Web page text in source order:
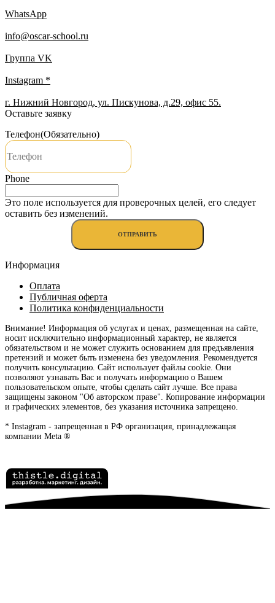
WhatsApp
info@oscar-school.ru
Группа VK
Instagram *
г. Нижний Новгород, ул. Пискунова, д.29, офис 55.
Оставьте заявку
Телефон(Обязательно)
Phone
Это поле используется для проверочных целей, его следует
оставить без изменений.
Информация
Оплата
Публичная оферта
Политика конфиденциальности
Внимание! Информация об услугах и ценах, размещенная на сайте,
носит исключительно информационный характер, не является
обязательством и не может служить основанием для предъявления
претензий и может быть изменена без уведомления. Рекомендуется
получить консультацию. Сайт использует файлы cookie. Они
позволяют узнавать Вас и получать информацию о Вашем
пользовательском опыте, чтобы сделать сайт лучше. Все права
защищены законом "Об авторском праве". Копирование информации
и графических элементов, без указания источника запрещено.
* Instagram - запрещенная в РФ организация, принадлежащая
компании Meta ®